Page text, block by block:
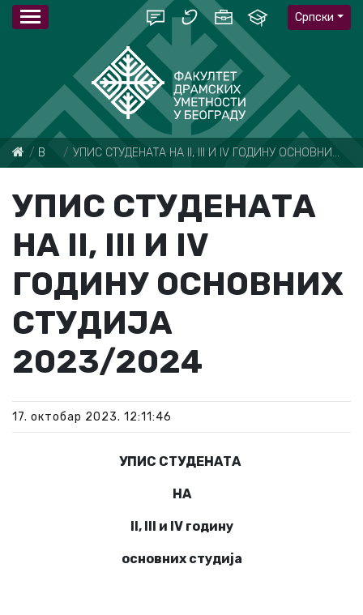
Српски
Вести УПИС СТУДЕНАТА НА II, III И IV ГОДИНУ ОСНОВНИХ СТУДИЈА 2023/2024
УПИС СТУДЕНАТА
НА II, III И IV
ГОДИНУ ОСНОВНИХ
СТУДИЈА
2023/2024
17. октобар 2023. 12:11:46
УПИС СТУДЕНАТА
НА
II, III и IVгодину
основних студија